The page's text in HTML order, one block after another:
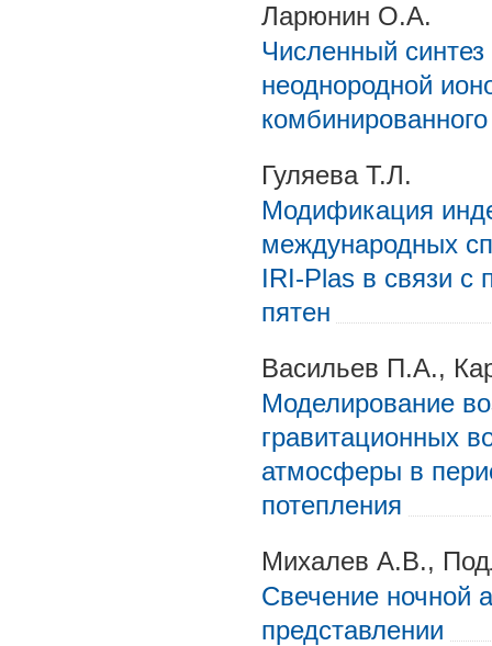
Ларюнин О.А.
Численный
неоднородной
Гуляева Т.Л.
Модификация
международных
IRI-Plas в связи с
пятен
Васильев П.А.,
Моделирование
гравитационных
атмосферы в
потепления
Михалев А.В.,
Свечение ночной
представлении